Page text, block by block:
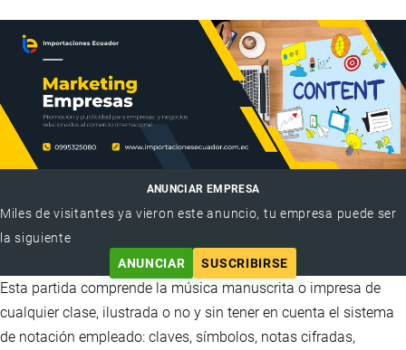
ANUNCIAR EMPRESA
Miles de visitantes ya vieron este anuncio, tu empresa puede ser
la siguiente
ANUNCIAR
SUSCRIBIRSE
Esta partida comprende la música manuscrita o impresa de
cualquier clase, ilustrada o no y sin tener en cuenta el sistema
de notación empleado: claves, símbolos, notas cifradas,